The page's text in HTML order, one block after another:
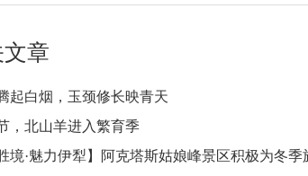
章
起白烟，玉颈修长映青天
，北山羊进入繁育季
境·魅力伊犁】阿克塔斯姑娘峰景区积极为冬季